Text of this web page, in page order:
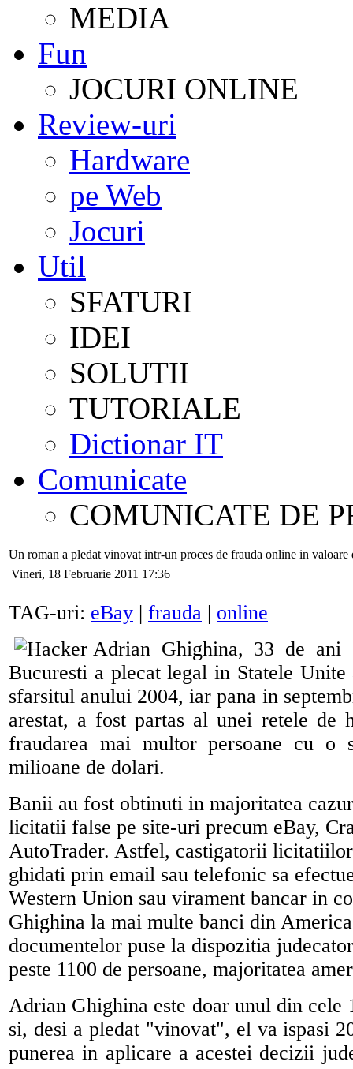
MEDIA
Fun
JOCURI ONLINE
Review-uri
Hardware
pe Web
Jocuri
Util
SFATURI
IDEI
SOLUTII
TUTORIALE
Dictionar IT
Comunicate
COMUNICATE DE
Un roman a pledat vinovat intr-un proces de frauda online in
Vineri, 18 Februarie 2011 17:36
TAG-uri: eBay | frauda | online
Adrian Ghighina, 33 de ani
Bucuresti a plecat legal in Statele
sfarsitul anului 2004, iar pana in
arestat, a fost partas al unei retele de
fraudarea mai multor persoane cu o
milioane de dolari.
Banii au fost obtinuti in majoritatea
licitatii false pe site-uri precum eBay,
AutoTrader. Astfel, castigatorii
ghidati prin email sau telefonic sa
Western Union sau virament bancar in
Ghighina la mai multe banci din
documentelor puse la dispozitia
peste 1100 de persoane, majoritatea
Adrian Ghighina este doar unul din cele
si, desi a pledat "vinovat", el va ispasi
punerea in aplicare a acestei decizii